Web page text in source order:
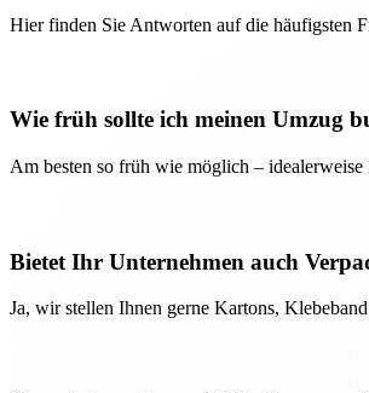
Hier finden Sie Antworten auf die häufigsten
Wie früh sollte ich meinen Umzug
Am besten so früh wie möglich –
Bietet Ihr Unternehmen auch
Ja, wir stellen Ihnen gerne Kartons,